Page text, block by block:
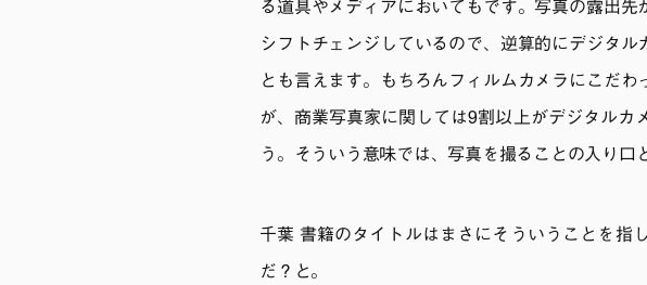
る道具やメディアにおいてもです。写真の露出先
シフトチェンジしているので、逆算的にデジタル
とも言えます。もちろんフィルムカメラにこだわ
が、商業写真家に関しては9割以上がデジタルカ
う。そういう意味では、写真を撮ることの入り口
千葉 書籍のタイトルはまさにそういうことを指
だ？と。